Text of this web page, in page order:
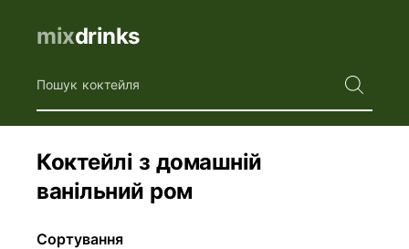
mixdrinks
Пошук коктейля
Коктейлі з домашній
ванільний ром
Сортування